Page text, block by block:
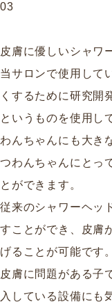
03
皮膚に優しいシャワ
当サロンで使用して
くするために研究開
というものを使用し
わんちゃんにも大き
つわんちゃんにとっ
とができます。
従来のシャワーヘッ
すことができ、皮膚
げることが可能です。
皮膚に問題がある子
入している設備にも